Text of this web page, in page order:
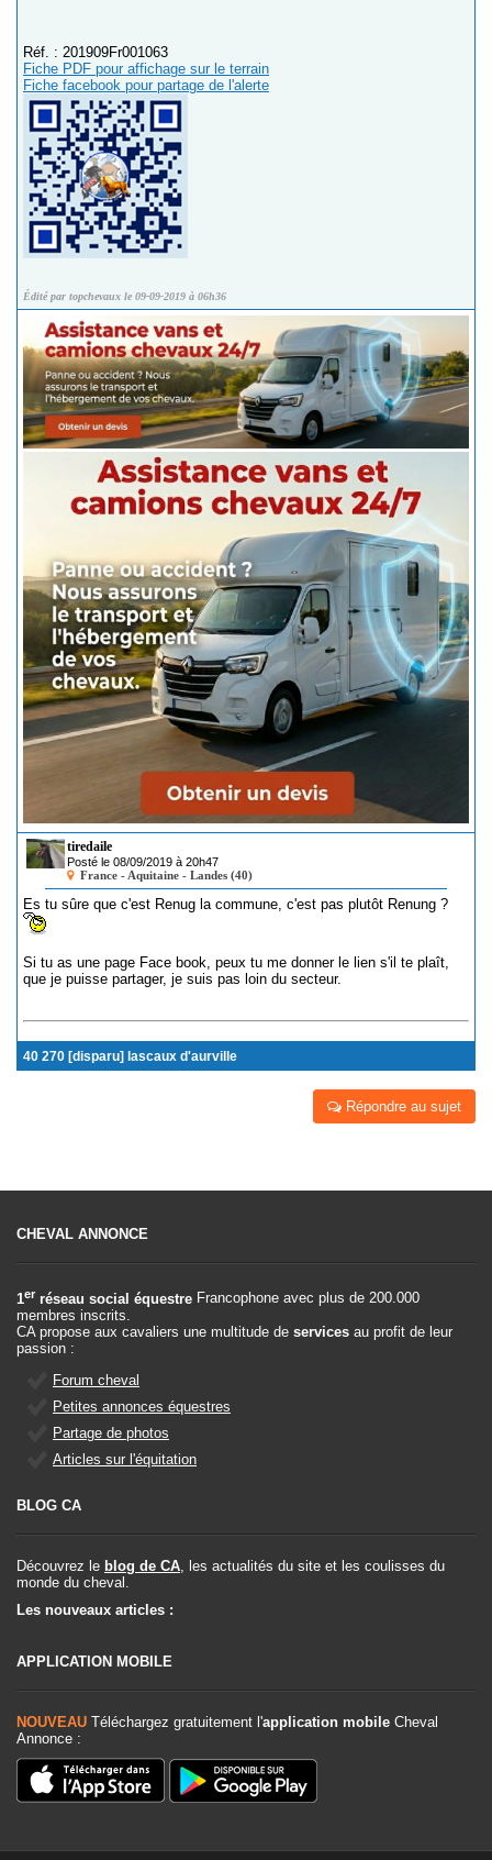
Réf. : 201909Fr001063
Fiche PDF pour affichage sur le terrain
Fiche facebook pour partage de l'alerte
Édité par topchevaux le 09-09-2019 à 06h36
tiredaile
Posté le 08/09/2019 à 20h47
France - Aquitaine - Landes (40)
Es tu sûre que c'est Renug la commune, c'est pas plutôt Renung ?
Si tu as une page Face book, peux tu me donner le lien s'il te plaît,
que je puisse partager, je suis pas loin du secteur.
40 270 [disparu] lascaux d'aurville
Répondre au sujet
CHEVAL ANNONCE
1er réseau social équestre Francophone avec plus de 200.000
membres inscrits.
CA propose aux cavaliers une multitude de services au profit de leur
passion :
Forum cheval
Petites annonces équestres
Partage de photos
Articles sur l'équitation
BLOG CA
Découvrez le blog de CA , les actualités du site et les coulisses du
monde du cheval.
Les nouveaux articles :
APPLICATION MOBILE
NOUVEAU Téléchargez gratuitement l'application mobile Cheval
Annonce :